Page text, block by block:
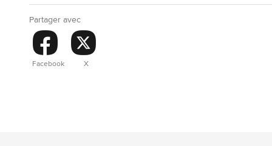
Partager avec
Facebook X